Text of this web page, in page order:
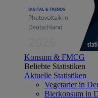
Konsum & FMCG
Beliebte Statistiken
Aktuelle Statistiken
Vegetarier in
Bierkonsum in